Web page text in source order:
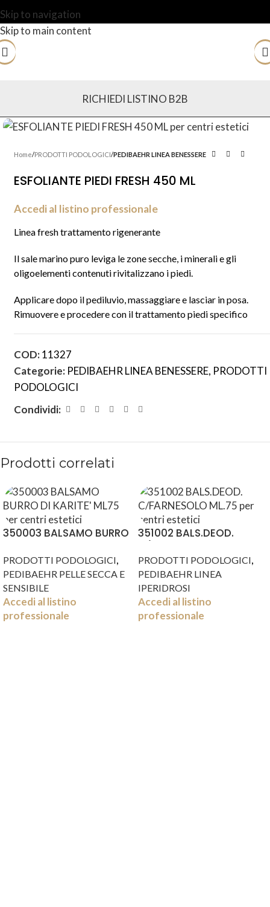
Skip to navigation
Skip to main content
RICHIEDI LISTINO B2B
Home PRODOTTI PODOLOGICI PEDIBAEHR LINEA BENESSERE
ESFOLIANTE PIEDI FRESH 450 ML
Accedi al listino professionale
Linea fresh trattamento rigenerante
Il sale marino puro leviga le zone secche, i minerali e gli
oligoelementi contenuti rivitalizzano i piedi.
Applicare dopo il pediluvio, massaggiare e lasciar in posa.
Rimuovere e procedere con il trattamento piedi specifico
COD:11327
Categorie: PEDIBAEHR LINEA BENESSERE, PRODOTTI
PODOLOGICI
Condividi:
Prodotti correlati
350003 BALSAMO BURRO
PRODOTTI PODOLOGICI,
PEDIBAEHR PELLE SECCA E
SENSIBILE
Accedi al listino
professionale
351002 BALS.DEOD.
PRODOTTI PODOLOGICI,
PEDIBAEHR LINEA
IPERIDROSI
Accedi al listino
professionale